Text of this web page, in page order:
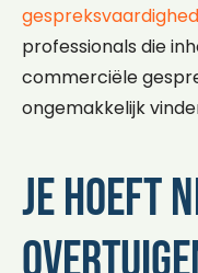
professionals die
commerciële
ongemakkelijk
Je hoeft